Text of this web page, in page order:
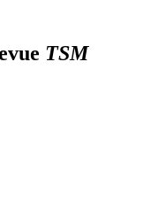
TSM